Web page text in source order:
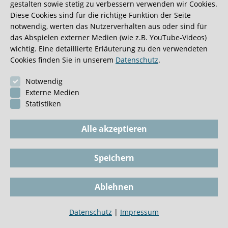
Impressum
Datenschutz
Cookie-Einstellungen
BioGKV
Dokumente
gestalten sowie stetig zu verbessern verwenden wir Cookies.
Diese Cookies sind für die richtige Funktion der Seite
notwendig, werten das Nutzerverhalten aus oder sind für
das Abspielen externer Medien (wie z.B. YouTube-Videos)
wichtig. Eine detaillierte Erläuterung zu den verwendeten
Cookies finden Sie in unserem Datenschutz.
Notwendig
Externe Medien
Statistiken
Alle akzeptieren
Speichern
Ablehnen
Datenschutz | Impressum